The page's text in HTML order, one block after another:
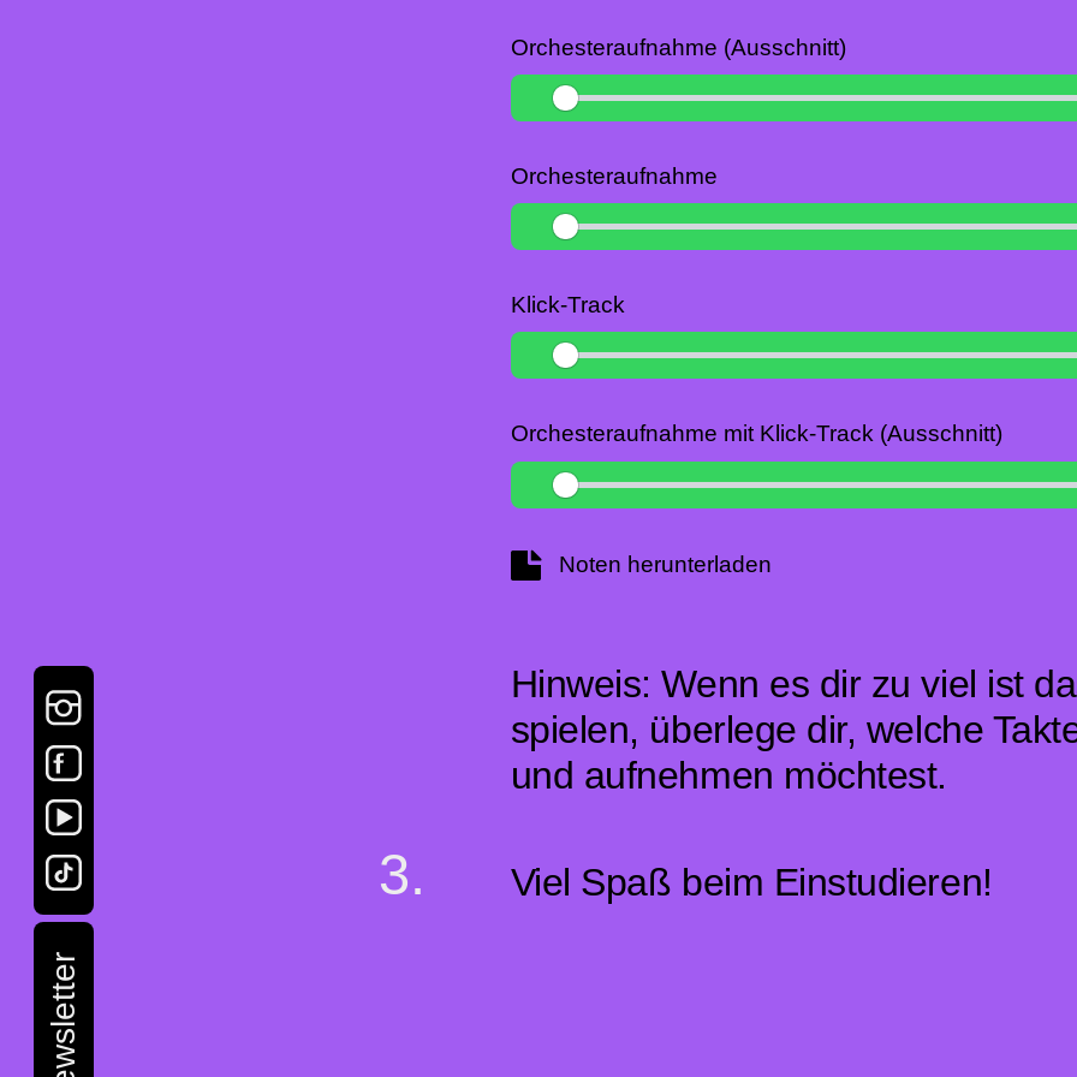
Orchesteraufnahme (Ausschnitt)
Play
Orchesteraufnahme
Play
Klick-Track
Play
Orchesteraufnahme mit Klick-Track (Ausschnitt)
Play
Noten herunterladen
Hinweis: Wenn es dir zu viel ist
spielen, überlege dir, welche
und aufnehmen möchtest.
Viel Spaß beim Einstudieren!
Newsletter